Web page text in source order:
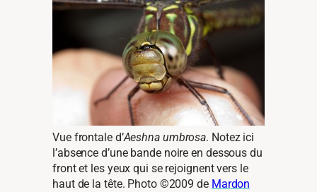
Vue frontale d’Aeshna umbrosa. Notez ici
l’absence d’une bande noire en dessous du
front et les yeux qui se rejoignent vers le
haut de la tête. Photo ©2009 de Mardon